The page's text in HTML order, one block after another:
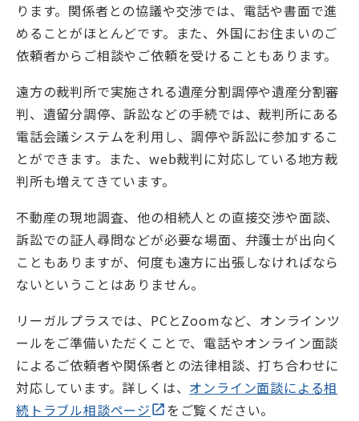
ります。関係者との協議や交渉では、電話や書面で進
めることがほとんどです。また、外国にお住まいのご
依頼者からご相談やご依頼を受けることもあります。
遠方の裁判所で実施される遺産分割調停や遺産分割審
判、遺留分調停、訴訟などの手続では、裁判所にある
電話会議システムを利用し、調停や訴訟に参加するこ
とができます。また、web裁判に対応している地方裁
判所も増えてきています。
不動産の現地調査、他の相続人との直接交渉や面談、
訴訟での証人尋問などが必要な場面、弁護士が出向く
こともありますが、何度も遠方に出張しなければなら
ないということはありません。
リーガルプラスでは、PCとZoomなど、オンラインツ
ールをご準備いただくことで、電話やオンライン面談
によるご依頼者や関係者との法律相談、打ち合わせに
対応しています。詳しくは、 オンライン面談による相
続トラブル相談ページ
をご覧ください。